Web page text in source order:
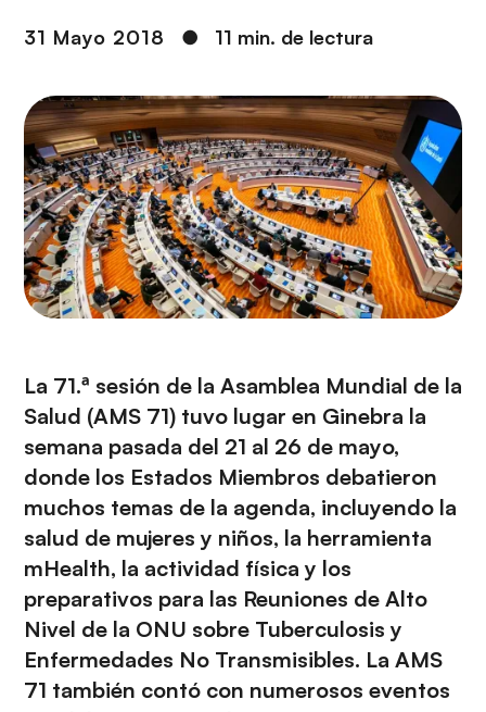
i
n
31 Mayo 2018 ● 11 min. de lectura
La 71.ª sesión de la Asamblea Mundial de la
Salud (AMS 71) tuvo lugar en Ginebra la
semana pasada del 21 al 26 de mayo,
donde los Estados Miembros debatieron
muchos temas de la agenda, incluyendo la
salud de mujeres y niños, la herramienta
mHealth, la actividad física y los
preparativos para las Reuniones de Alto
Nivel de la ONU sobre Tuberculosis y
Enfermedades No Transmisibles. La AMS
71 también contó con numerosos eventos